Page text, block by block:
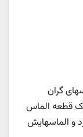
گران
قطعه الماس
و الماسهایش